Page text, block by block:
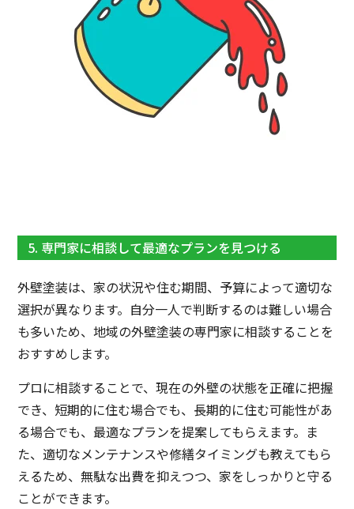
5. 専門家に相談して最適なプランを見つける
外壁塗装は、家の状況や住む期間、予算によって適切な
選択が異なります。自分一人で判断するのは難しい場合
も多いため、地域の外壁塗装の専門家に相談することを
おすすめします。
プロに相談することで、現在の外壁の状態を正確に把握
でき、短期的に住む場合でも、長期的に住む可能性があ
る場合でも、最適なプランを提案してもらえます。ま
た、適切なメンテナンスや修繕タイミングも教えてもら
えるため、無駄な出費を抑えつつ、家をしっかりと守る
ことができます。